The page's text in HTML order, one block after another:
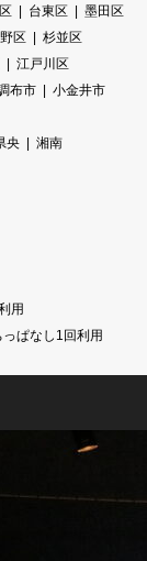
台東区
墨田区
区
杉並区
江戸川区
布市
小金井市
央
湘南
用
っぱなし1回利用